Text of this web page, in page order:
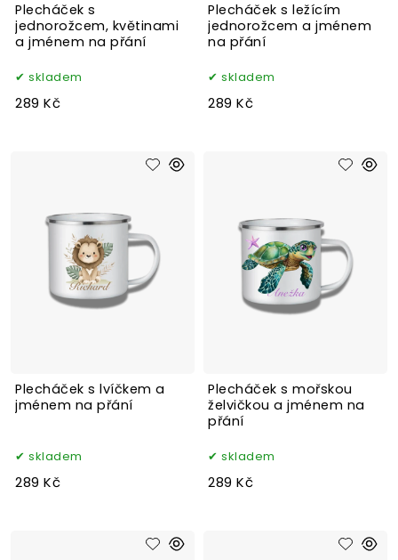
Plecháček s
jednorožcem, květinami
a jménem na přání
skladem
289 Kč
Plecháček s ležícím
jednorožcem a jménem
na přání
skladem
289 Kč
Plecháček s lvíčkem a
jménem na přání
skladem
289 Kč
Plecháček s mořskou
želvičkou a jménem na
přání
skladem
289 Kč